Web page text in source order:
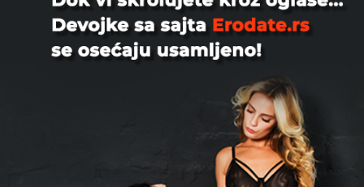
za dame koje žele p...
Novi Sad